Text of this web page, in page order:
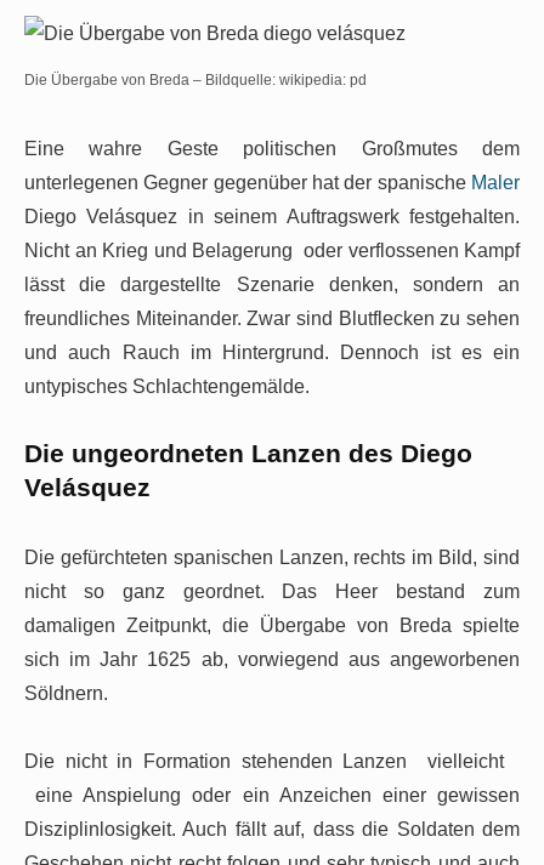
Die Übergabe von Breda – Bildquelle: wikipedia: pd
Eine wahre Geste politischen Großmutes dem
unterlegenen Gegner gegenüber hat der spanische Maler
Diego Velásquez in seinem Auftragswerk festgehalten.
Nicht an Krieg und Belagerung oder verflossenen Kampf
lässt die dargestellte Szenarie denken, sondern an
freundliches Miteinander. Zwar sind Blutflecken zu sehen
und auch Rauch im Hintergrund. Dennoch ist es ein
untypisches Schlachtengemälde.
Die ungeordneten Lanzen des Diego
Velásquez
Die gefürchteten spanischen Lanzen, rechts im Bild, sind
nicht so ganz geordnet. Das Heer bestand zum
damaligen Zeitpunkt, die Übergabe von Breda spielte
sich im Jahr 1625 ab, vorwiegend aus angeworbenen
Söldnern.
Die nicht in Formation stehenden Lanzen vielleicht
eine Anspielung oder ein Anzeichen einer gewissen
Disziplinlosigkeit. Auch fällt auf, dass die Soldaten dem